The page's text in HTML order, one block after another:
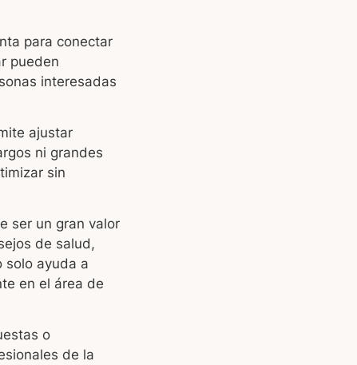
para conectar
pueden
interesadas
ajustar
ni grandes
sin
ser un gran valor
de salud,
solo ayuda a
en el área de
o
de la